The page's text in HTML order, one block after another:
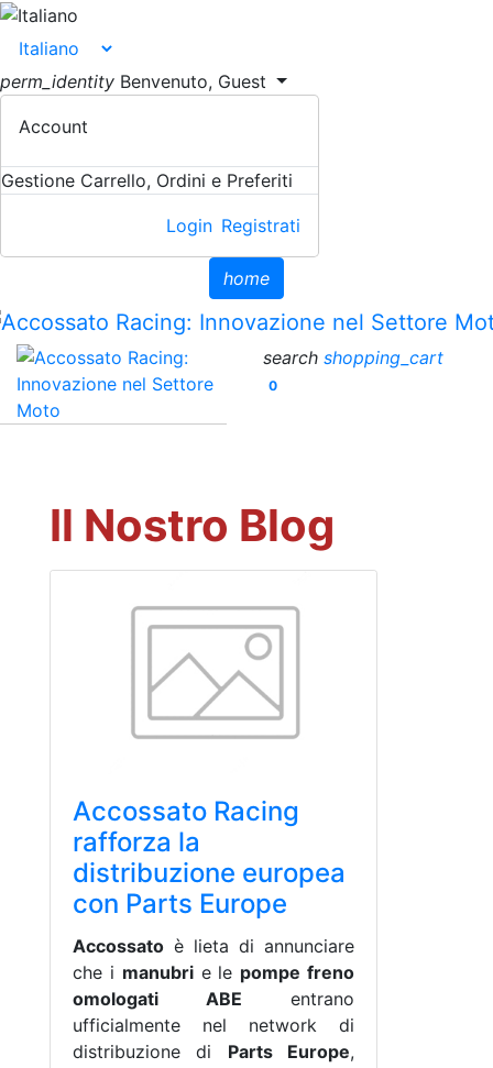
perm_identity Benvenuto, Guest
Account
Gestione Carrello, Ordini e Preferiti
Login Registrati
home
search shopping_cart
0
Il Nostro Blog
Accossato Racing
rafforza la
distribuzione europea
con Parts Europe
Accossato è lieta di annunciare
che i manubrie le pompe freno
omologati ABE entrano
ufficialmente nel network di
distribuzione di Parts Europe,